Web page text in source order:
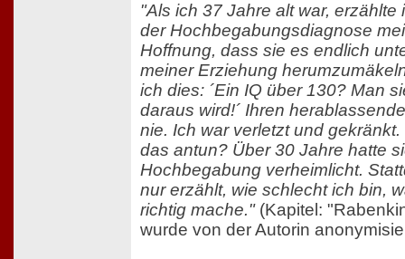
"Als ich 37 Jahre alt war, erzählte
der Hochbegabungsdiagnose
Hoffnung, dass sie es endlich
meiner Erziehung
ich dies: ´Ein IQ über 130? Man
daraus wird!´ Ihren
nie. Ich war verletzt und
das antun? Über 30 Jahre hatte
Hochbegabung verheimlicht.
nur erzählt, wie schlecht ich bin,
richtig mache." (Kapitel:
wurde von der Autorin